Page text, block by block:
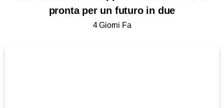
pronta per un futuro in due
4 Giorni Fa